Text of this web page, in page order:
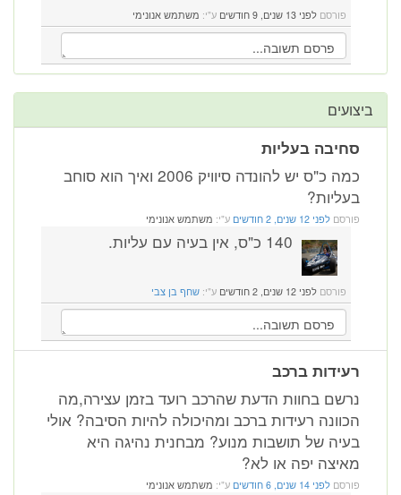
פורסם לפני 13 שנים, 9 חודשים ע"י: משתמש אנונימי
ביצועים
סחיבה בעליות
כמה כ"ס יש להונדה סיוויק 2006 ואיך הוא סוחב
בעליות?
פורסם לפני 12 שנים, 2 חודשים ע"י: משתמש אנונימי
140 כ"ס, אין בעיה עם עליות.
פורסם לפני 12 שנים, 2 חודשים ע"י: שחף בן צבי
רעידות ברכב
נרשם בחוות הדעת שהרכב רועד בזמן עצירה,מה
הכוונה רעידות ברכב ומהיכולה להיות הסיבה? אולי
בעיה של תושבות מנוע? מבחנית נהיגה היא
מאיצה יפה או לא?
פורסם לפני 14 שנים, 6 חודשים ע"י: משתמש אנונימי